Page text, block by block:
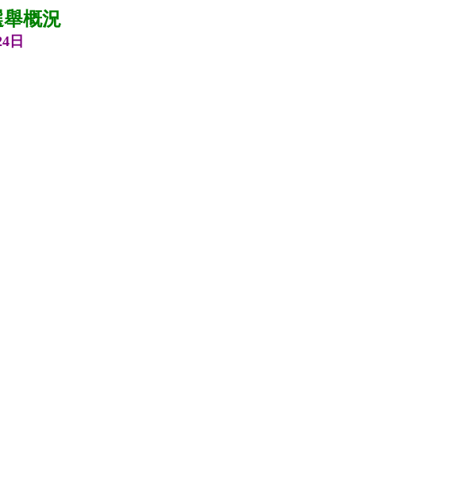
舉概況
日